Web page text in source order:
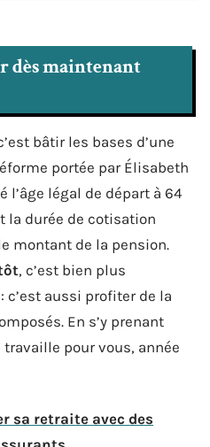
dès maintenant
bâtir les bases d’une
portée par Élisabeth
l’âge légal de départ à 64
la durée de cotisation
montant de la pension.
, c’est bien plus
c’est aussi profiter de la
En s’y prenant
pour vous, année
sa retraite avec des